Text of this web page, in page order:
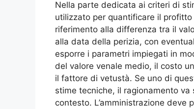
Nella parte dedicata ai criteri di
utilizzato per quantificare il
riferimento alla differenza tra il
alla data della perizia, con
esporre i parametri impiegati in
del valore venale medio, il costo
il fattore di vetustà. Se uno di
stime tecniche, il ragionamento
contesto. L’amministrazione